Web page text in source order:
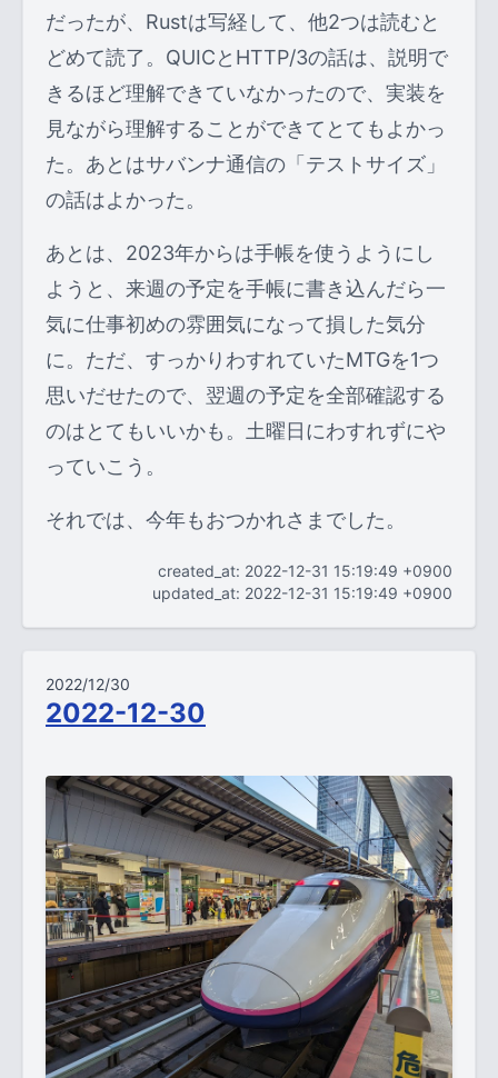
だったが、Rustは写経して、他2つは読むと
どめて読了。QUICとHTTP/3の話は、説明で
きるほど理解できていなかったので、実装を
見ながら理解することができてとてもよかっ
た。あとはサバンナ通信の「テストサイズ」
の話はよかった。
あとは、2023年からは手帳を使うようにし
ようと、来週の予定を手帳に書き込んだら一
気に仕事初めの雰囲気になって損した気分
に。ただ、すっかりわすれていたMTGを1つ
思いだせたので、翌週の予定を全部確認する
のはとてもいいかも。土曜日にわすれずにや
っていこう。
それでは、今年もおつかれさまでした。
created_at: 2022-12-31 15:19:49 +0900
updated_at: 2022-12-31 15:19:49 +0900
2022/12/30
2022-12-30